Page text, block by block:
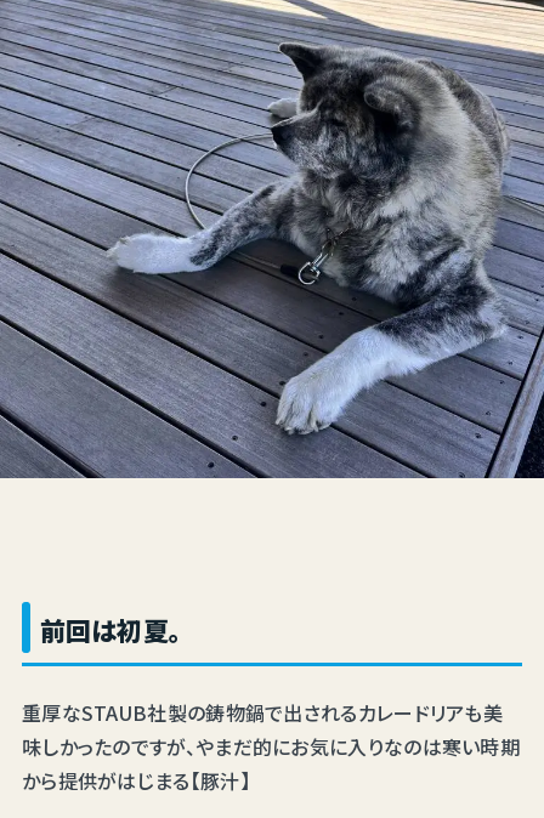
前回は初夏。
重厚なSTAUB社製の鋳物鍋で出されるカレードリアも美
味しかったのですが、やまだ的にお気に入りなのは寒い時期
から提供がはじまる【豚汁】